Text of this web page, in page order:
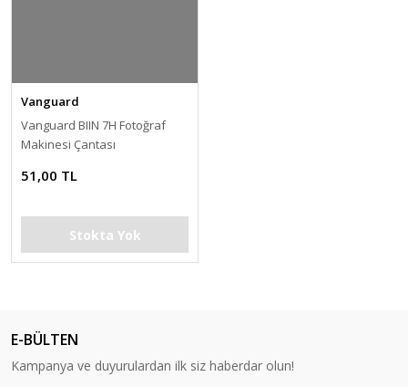
Vanguard
Vanguard BIIN 7H Fotoğraf
Makinesi Çantası
51,00 TL
Stokta Yok
E-BÜLTEN
Kampanya ve duyurulardan ilk siz haberdar olun!